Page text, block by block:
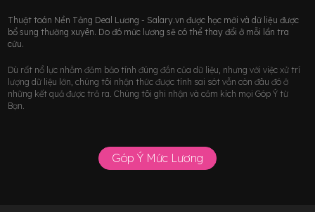
Thuật toán Nền Tảng Deal Lương - Salary.vn được học mới và dữ liệu được
bổ sung thường xuyên. Do đó mức lương sẽ có thể thay đổi ở mỗi lần tra
cứu.
Dù rất nổ lực nhằm đảm bảo tính đúng đắn của dữ liệu, nhưng với việc xử trí
lượng dữ liệu lớn, chúng tôi nhận thức được tính sai sót vẫn còn đâu đó ở
những kết quả được trả ra. Chúng tôi ghi nhận và cảm kích mọi Góp Ý từ
Bạn.
Góp Ý Mức Lương